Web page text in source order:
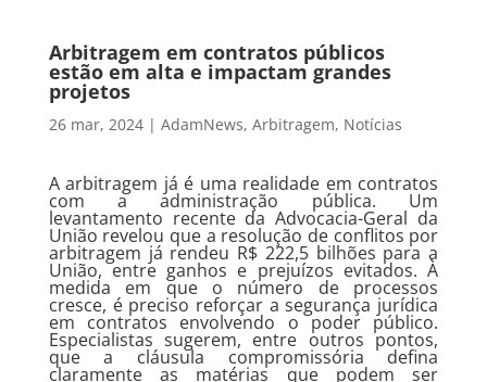
Arbitragem em contratos públicos
estão em alta e impactam grandes
projetos
26 mar, 2024| AdamNews, Arbitragem, Notícias
A arbitragem já é uma realidade em contratos
com a administração pública. Um
levantamento recente da Advocacia-Geral da
União revelou que a resolução de conflitos por
arbitragem já rendeu R$ 222,5 bilhões para a
União, entre ganhos e prejuízos evitados. À
medida em que o número de processos
cresce, é preciso reforçar a segurança jurídica
em contratos envolvendo o poder público.
Especialistas sugerem, entre outros pontos,
que a cláusula compromissória defina
claramente as matérias que podem ser